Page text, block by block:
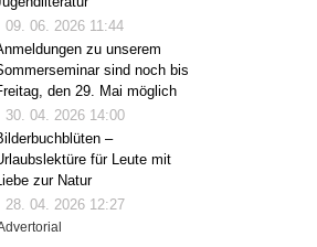
09. 06. 2026 11:44
zu unserem
sind noch bis
den 29. Mai möglich
30. 04. 2026 14:00
–
für Leute mit
zur Natur
28. 04. 2026 12:27